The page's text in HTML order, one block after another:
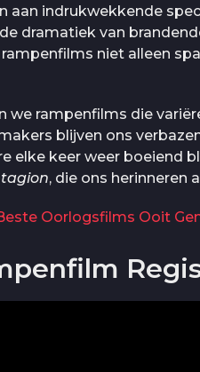
aan indrukwekkende
dramatiek van
niet alleen
we rampenfilms die
blijven ons
elke keer weer boeiend
, die ons herinneren
Oorlogsfilms Ooit